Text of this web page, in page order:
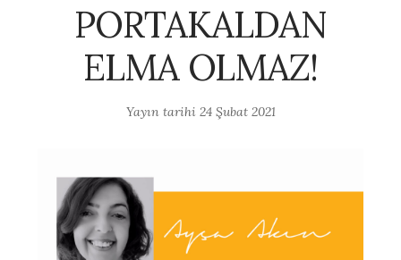
PORTAKALDAN
ELMA OLMAZ!
Yayın tarihi 24 Şubat 2021